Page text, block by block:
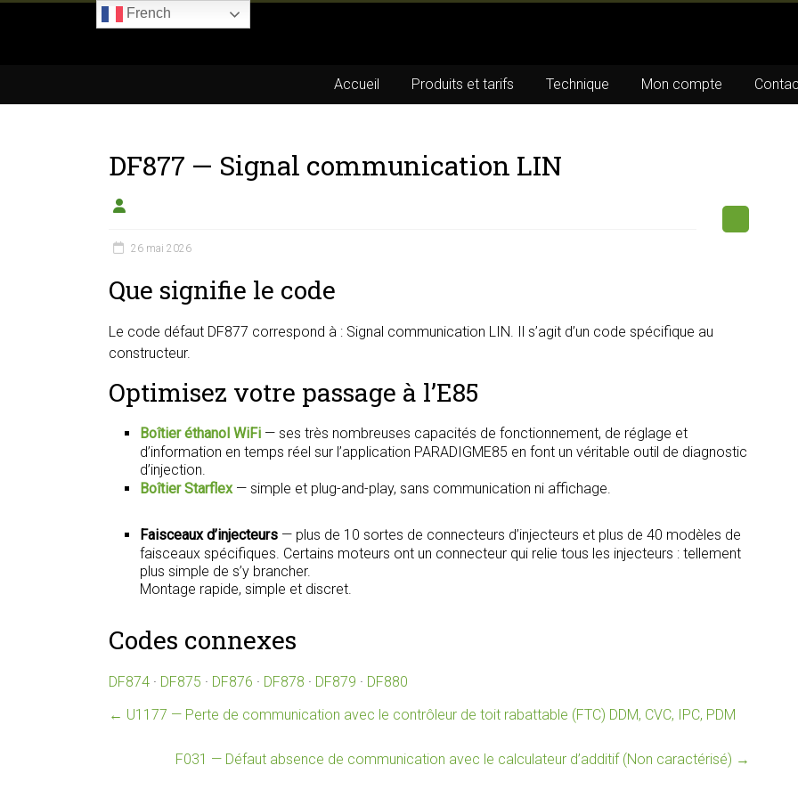
du
éthanol
Accueil Produits et tarifs Technique Mon compte
DF877 — Signal communication LIN
26 mai 2026
Que signifie le code
Le code défaut DF877 correspond à : Signal communication LIN. Il s’agit d’un code spécifique au
constructeur.
Optimisez votre passage à l’E85
Boîtier éthanol WiFi — ses très nombreuses capacités de fonctionnement, de réglage et
d’information en temps réel sur l’application PARADIGME85 en font un véritable outil de diagnostic
d’injection.
Boîtier Starflex— simple et plug-and-play, sans communication ni affichage.
Faisceaux d’injecteurs — plus de 10 sortes de connecteurs d’injecteurs et plus de 40 modèles de
faisceaux spécifiques. Certains moteurs ont un connecteur qui relie tous les injecteurs : tellement
plus simple de s’y brancher.
Montage rapide, simple et discret.
Codes connexes
DF874 · DF875 · DF876 · DF878 · DF879 · DF880
← U1177 — Perte de communication avec le contrôleur de toit rabattable (FTC) DDM, CVC, IPC, PDM
F031 — Défaut absence de communication avec le calculateur d’additif (Non caractérisé) →
French